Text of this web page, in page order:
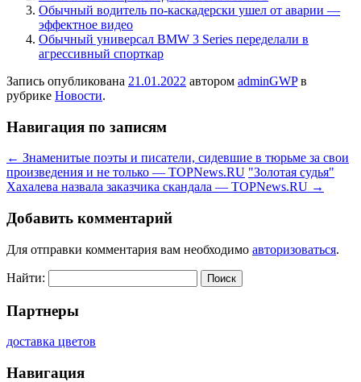
Обычный водитель по-каскадерски ушел от аварии —
эффектное видео
Обычный универсал BMW 3 Series переделали в
агрессивный спорткар
Запись опубликована 21.01.2022 автором adminGWPв
рубрике Новости.
Навигация по записям
← Знаменитые поэты и писатели, сидевшие в тюрьме за свои
произведения и не только — TOPNews.RU "Золотая судья"
Хахалева назвала заказчика скандала — TOPNews.RU →
Добавить комментарий
Для отправки комментария вам необходимо авторизоваться.
Найти:
Партнеры
доставка цветов
Навигация